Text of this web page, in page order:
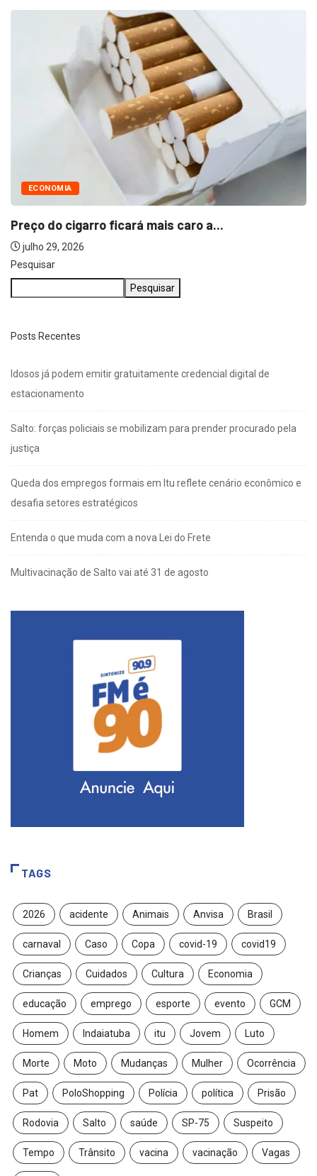
ECONOMIA
Preço do cigarro ficará mais caro a...
julho 29, 2026
Pesquisar
Pesquisar
Posts Recentes
Idosos já podem emitir gratuitamente credencial digital de
estacionamento
Salto: forças policiais se mobilizam para prender procurado pela
justiça
Queda dos empregos formais em Itu reflete cenário econômico e
desafia setores estratégicos
Entenda o que muda com a nova Lei do Frete
Multivacinação de Salto vai até 31 de agosto
TAGS
2026 acidente Animais Anvisa Brasil
carnaval Caso Copa covid-19 covid19
Crianças Cuidados Cultura Economia
educação emprego esporte evento GCM
Homem Indaiatuba itu Jovem Luto
Morte Moto Mudanças Mulher Ocorrência
Pat PoloShopping Polícia política Prisão
Rodovia Salto saúde SP-75 Suspeito
Tempo Trânsito vacina vacinação Vagas